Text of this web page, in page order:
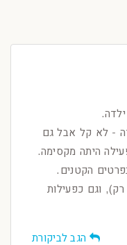
- לא קל אבל גם
היתה מקסימה.
הקטנים.
וגם כפעילות
הגב לביקורת